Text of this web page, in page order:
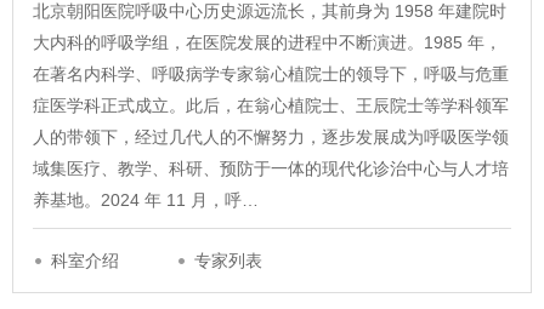
北京朝阳医院呼吸中心历史源远流长，其前身为 1958 年建院时
大内科的呼吸学组，在医院发展的进程中不断演进。1985 年，
在著名内科学、呼吸病学专家翁心植院士的领导下，呼吸与危重
症医学科正式成立。此后，在翁心植院士、王辰院士等学科领军
人的带领下，经过几代人的不懈努力，逐步发展成为呼吸医学领
域集医疗、教学、科研、预防于一体的现代化诊治中心与人才培
养基地。2024 年 11 月，呼…
科室介绍 专家列表